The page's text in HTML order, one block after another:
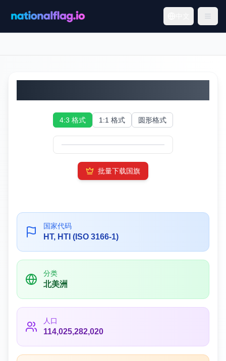
4:3 格式 1:1 格式 圆形格式
批量下载国旗
国家代码
HT, HTI (ISO 3166-1)
分类
北美洲
人口
114,025,282,020